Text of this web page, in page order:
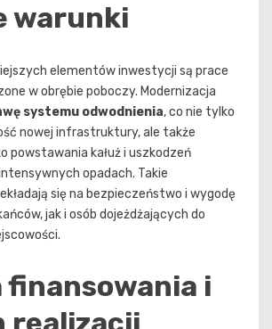
warunki
elementów inwestycji są prace
w obrębie poboczy. Modernizacja
systemu odwodnienia, co nie tylko
nowej infrastruktury, ale także
powstawania kałuż i uszkodzeń
opadach. Takie
się na bezpieczeństwo i wygodę
jak i osób dojeżdżających do
finansowania i